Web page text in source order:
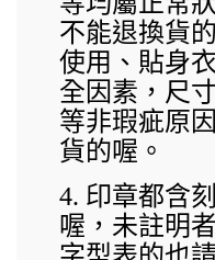
不能退換貨
使用、貼身
全因素，尺
等非瑕疵原
貨的喔。
4. 印章都含
喔，未註明